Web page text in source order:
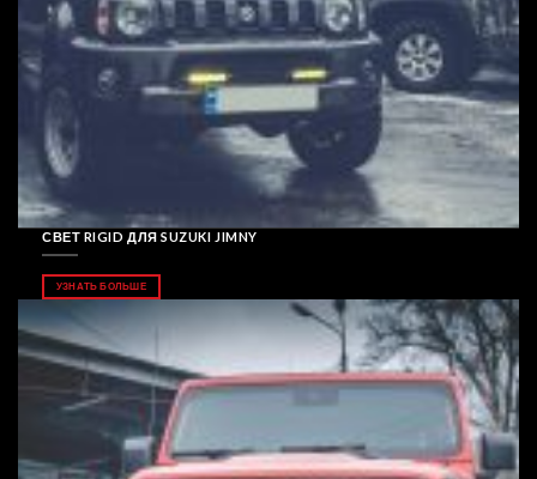
СВЕТ RIGID ДЛЯ SUZUKI JIMNY
УЗНАТЬ БОЛЬШЕ